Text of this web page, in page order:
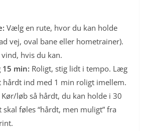
Vælg en rute, hvor du kan holde
vej, oval bane eller hometrainer).
hvis du kan.
15 min: Roligt, stig lidt i tempo. Læg
hårdt ind med 1 min roligt imellem.
Kør/løb så hårdt, du kan holde i 30
føles “hårdt, men muligt” fra